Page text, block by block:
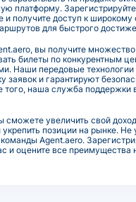
платформу.
и получите доступ к широкому
для быстрого
вы получите
билеты по конкурентным
Наши передовые
заявок и гарантируют
того, наша служба поддержки
сможете увеличить свой
укрепить позиции на рынке. Не
Agent.aero.
и оцените все преимущества